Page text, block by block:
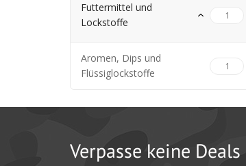
Futtermittel und
Lockstoffe
1
Aromen, Dips und
Flüssiglockstoffe
1
Verpasse keine